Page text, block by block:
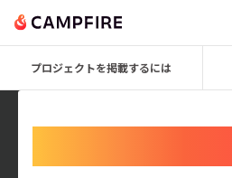
プロジェクトを掲載するには